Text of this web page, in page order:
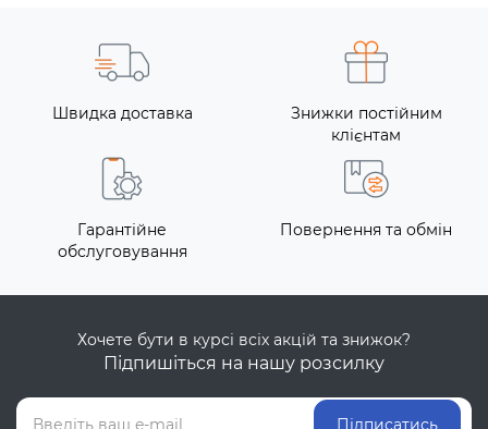
Швидка доставка
Знижки постійним
клієнтам
Гарантійне
обслуговування
Повернення та обмін
Хочете бути в курсі всіх акцій та знижок?
Підпишіться на нашу розсилку
Підписатись